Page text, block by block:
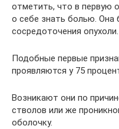
отметить, что в первую
о себе знать болью. Она
сосредоточения опухоли.
Подобные первые
проявляются у 75
Возникают они по
стволов или же
оболочку.